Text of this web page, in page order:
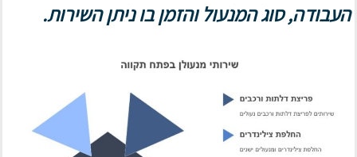
העבודה, סוג המנעול והזמן בו ניתן השירות.